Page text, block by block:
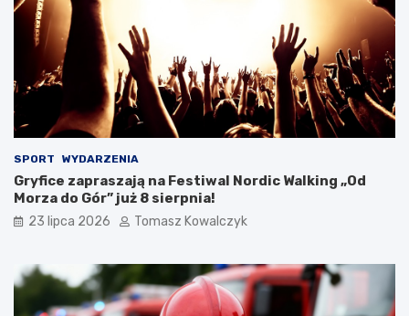
SPORT WYDARZENIA
Gryfice zapraszają na Festiwal Nordic Walking „Od
Morza do Gór” już 8 sierpnia!
23 lipca 2026 Tomasz Kowalczyk